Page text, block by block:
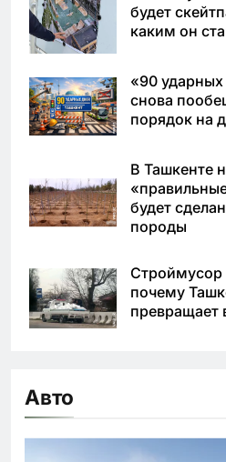
будет
каким он
«90
снова
порядок на
В Ташкенте
будет
породы
Строймусор
почему
превращает
Авто